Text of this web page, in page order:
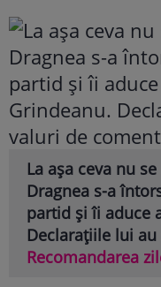
La așa ceva nu
Dragnea s-a
partid și îi aduce
Declarațiile lui
Recomandarea